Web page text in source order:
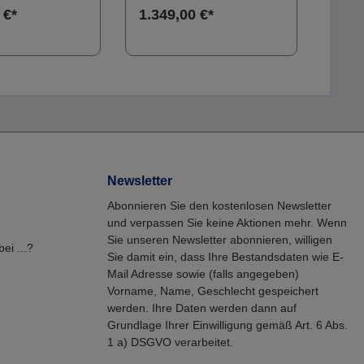
€*
Steine und Anschlussplatten
rutschsicherer Belag
cm sowie eine Breite von 33
cm.Die Innenseite des
Randsteins ist
halbkreisförmig abgerundet,
die Aussenseite auf Sicht
geschnitten und die obere
Sichtkante abgefast. Die
Eckplatten sind 43 x 43 cm
im Schenkel sowie 3 cm
stark. Die Innenseite der
Eckplatte ist halbkreisförmig
1.349,00 €*
m.
...?
Newsletter
Abonnieren Sie den kostenlosen Newsletter
und verpassen Sie keine Aktionen mehr. Wenn
Sie unseren Newsletter abonnieren, willigen
Sie damit ein, dass Ihre Bestandsdaten wie E-
Mail Adresse sowie (falls angegeben)
Vorname, Name, Geschlecht gespeichert
werden. Ihre Daten werden dann auf
Grundlage Ihrer Einwilligung gemäß Art. 6 Abs.
1 a) DSGVO verarbeitet.